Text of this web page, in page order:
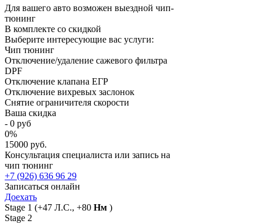
Для вашего авто возможен выездной чип-
тюнинг
В комплекте со скидкой
Выберите интересующие вас услуги:
Чип тюнинг
Отключение/удаление сажевого фильтра
DPF
Отключение клапана ЕГР
Отключение вихревых заслонок
Снятие ограничителя скорости
Ваша скидка
- 0 руб
0%
15000 руб.
Консультация специалиста или запись на
чип тюнинг
+7 (926) 636 96 29
Записаться онлайн
Доехать
Stage 1 (+47 Л.С., +80 Нм )
Stage 2